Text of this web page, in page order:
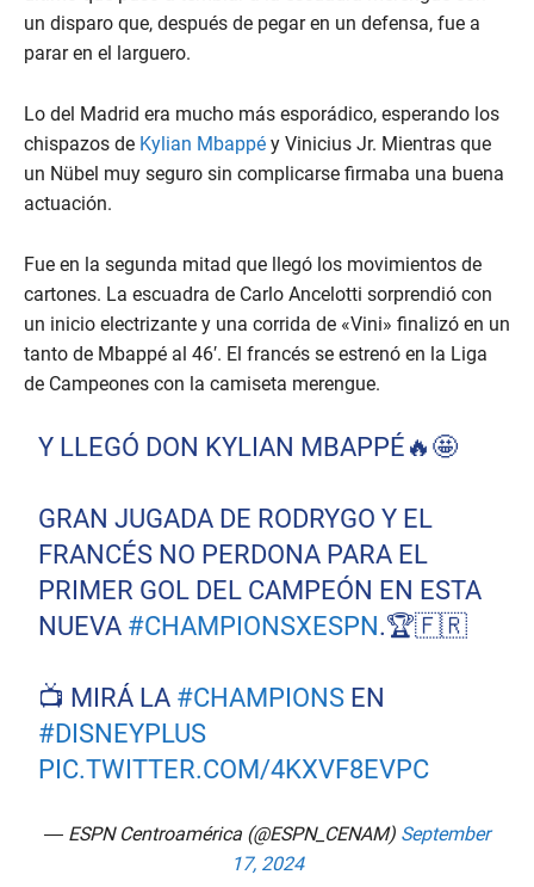
un disparo que, después de pegar en un defensa, fue a
parar en el larguero.
Lo del Madrid era mucho más esporádico, esperando los
chispazos de Kylian Mbappé y Vinicius Jr. Mientras que
un Nübel muy seguro sin complicarse firmaba una buena
actuación.
Fue en la segunda mitad que llegó los movimientos de
cartones. La escuadra de Carlo Ancelotti sorprendió con
un inicio electrizante y una corrida de «Vini» finalizó en un
tanto de Mbappé al 46′. El francés se estrenó en la Liga
de Campeones con la camiseta merengue.
Y LLEGÓ DON KYLIAN MBAPPÉ🔥🤩
GRAN JUGADA DE RODRYGO Y EL
FRANCÉS NO PERDONA PARA EL
PRIMER GOL DEL CAMPEÓN EN ESTA
NUEVA #CHAMPIONSXESPN.🏆🇫🇷
📺 MIRÁ LA #CHAMPIONS EN
#DISNEYPLUS
PIC.TWITTER.COM/4KXVF8EVPC
— ESPN Centroamérica (@ESPN_CENAM) September
17, 2024